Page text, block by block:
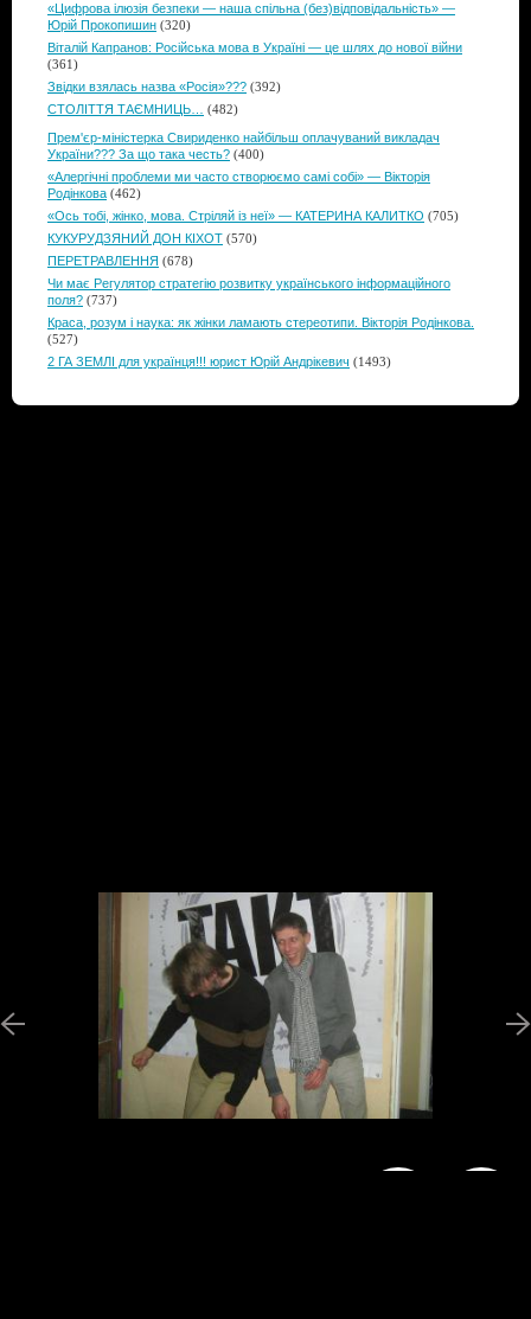
«Цифрова ілюзія безпеки — наша спільна (без)відповідальність» —
Юрій Прокопишин (320)
Віталій Капранов: Російська мова в Україні — це шлях до нової війни
(361)
Звідки взялась назва «Росія»??? (392)
СТОЛІТТЯ ТАЄМНИЦЬ…
(482)
Прем'єр-міністерка Свириденко найбільш оплачуваний викладач
України??? За що така честь? (400)
«Алергічні проблеми ми часто створюємо самі собі» — Вікторія
Родінкова (462)
«Ось тобі, жінко, мова. Стріляй із неї» — КАТЕРИНА КАЛИТКО (705)
КУКУРУДЗЯНИЙ ДОН КІХОТ (570)
ПЕРЕТРАВЛЕННЯ (678)
Чи має Регулятор стратегію розвитку українського інформаційного
поля? (737)
Краса, розум і наука: як жінки ламають стереотипи. Вікторія Родінкова.
(527)
2 ГА ЗЕМЛІ для українця!!! юрист Юрій Андрікевич (1493)